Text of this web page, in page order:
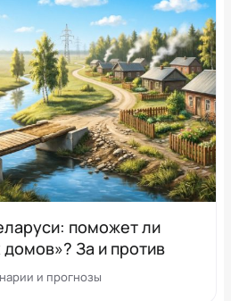
поможет ли
За и против
и прогнозы